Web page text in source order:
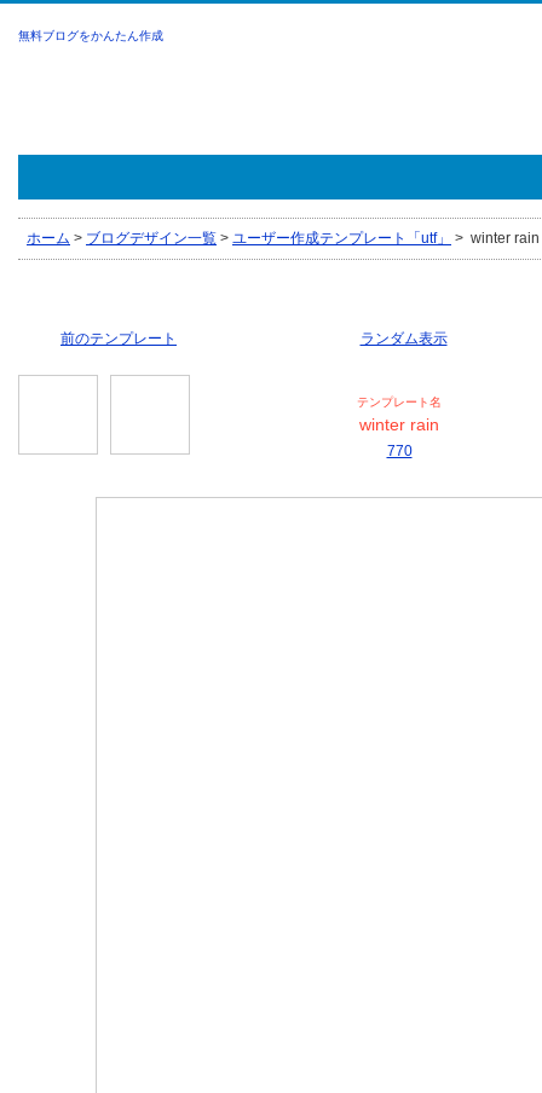
無料ブログをかんたん作成
ホーム > ブログデザイン一覧 > ユーザー作成テンプレート「utf」 > winter
前のテンプレート ランダム表示
テンプレート名
winter rain
770